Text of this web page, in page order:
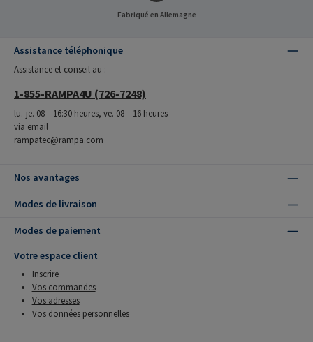
Fabriqué en Allemagne
Assistance téléphonique
Assistance et conseil au :
1-855-RAMPA4U (726-7248)
lu.-je. 08 – 16:30 heures, ve. 08 – 16 heures
via email
rampatec@rampa.com
Nos avantages
Modes de livraison
Modes de paiement
Votre espace client
Inscrire
Vos commandes
Vos adresses
Vos données personnelles